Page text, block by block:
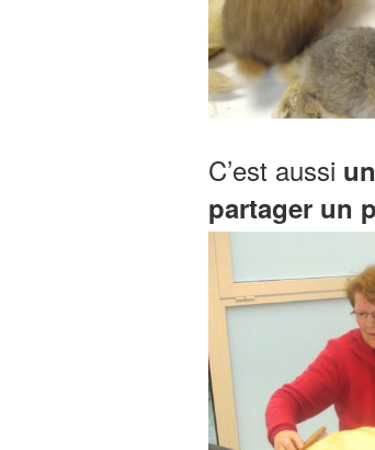
C’est aussi
partager un